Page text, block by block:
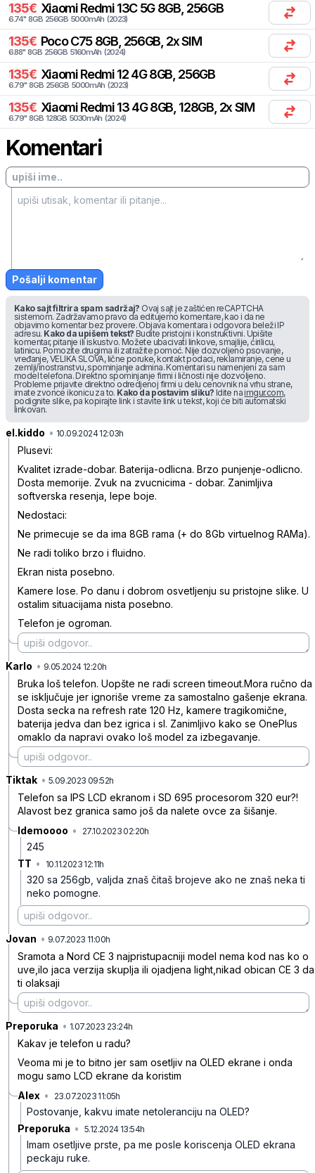
135€ Xiaomi Redmi 13C 5G 8GB, 256GB
6.74" 8GB 256GB 5000mAh (2023)
135€ Poco C75 8GB, 256GB, 2x SIM
6.88" 8GB 256GB 5160mAh (2024)
135€ Xiaomi Redmi 12 4G 8GB, 256GB
6.79" 8GB 256GB 5000mAh (2023)
135€ Xiaomi Redmi 13 4G 8GB, 128GB, 2x SIM
6.79" 8GB 128GB 5030mAh (2024)
Komentari
Pošalji komentar
Kako sajt filtrira spam sadržaj? Ovaj sajt je zaštićen reCAPTCHA
sistemom. Zadržavamo pravo da editujemo komentare, kao i da ne
objavimo komentar bez provere. Objava komentara i odgovora beleži IP
adresu. Kako da upišem tekst? Budite pristojni i konstruktivni. Upišite
komentar, pitanje ili iskustvo. Možete ubacivati linkove, smajlije, ćirilicu,
latinicu. Pomozite drugima ili zatražite pomoć. Nije dozvoljeno psovanje,
vređanje, VELIKA SLOVA, lične poruke, kontakt podaci, reklamiranje, cene u
zemlji/inostranstvu, spominjanje admina. Komentari su namenjeni za sam
model telefona. Direktno spominjanje firmi i ličnosti nije dozvoljeno.
Probleme prijavite direktno odredjenoj firmi u delu cenovnik na vrhu strane,
imate zvonce ikonicu za to. Kako da postavim sliku? Idite na imgur.com,
podignite slike, pa kopirajte link i stavite link u tekst, koji će biti automatski
linkovan.
el.kiddo • 10.09.2024 12:03h
Plusevi:
Kvalitet izrade-dobar. Baterija-odlicna. Brzo punjenje-odlicno.
Dosta memorije. Zvuk na zvucnicima - dobar. Zanimljiva
softverska resenja, lepe boje.
Nedostaci:
Ne primecuje se da ima 8GB rama (+ do 8Gb virtuelnog RAMa).
Ne radi toliko brzo i fluidno.
Ekran nista posebno.
Kamere lose. Po danu i dobrom osvetljenju su pristojne slike. U
ostalim situacijama nista posebno.
Telefon je ogroman.
Karlo • 9.05.2024 12:20h
Bruka loš telefon. Uopšte ne radi screen timeout.Mora ručno da
se isključuje jer ignoriše vreme za samostalno gašenje ekrana.
Dosta secka na refresh rate 120 Hz, kamere tragikomične,
baterija jedva dan bez igrica i sl. Zanimljivo kako se OnePlus
omaklo da napravi ovako loš model za izbegavanje.
Tiktak • 5.09.2023 09:52h
Telefon sa IPS LCD ekranom i SD 695 procesorom 320 eur?!
Alavost bez granica samo još da nalete ovce za šišanje.
Idemoooo • 27.10.2023 02:20h
245
TT • 10.11.2023 12:11h
320 sa 256gb, valjda znaš čitaš brojeve ako ne znaš neka ti
neko pomogne.
Jovan • 9.07.2023 11:00h
Sramota a Nord CE 3 najpristupacniji model nema kod nas ko o
uve,ilo jaca verzija skuplja ili ojadjena light,nikad obican CE 3 da
ti olaksaji
Preporuka • 1.07.2023 23:24h
Kakav je telefon u radu?
Veoma mi je to bitno jer sam osetljiv na OLED ekrane i onda
mogu samo LCD ekrane da koristim
Alex • 23.07.2023 11:05h
Postovanje, kakvu imate netoleranciju na OLED?
Preporuka • 5.12.2024 13:54h
Imam osetljive prste, pa me posle koriscenja OLED ekrana
peckaju ruke.